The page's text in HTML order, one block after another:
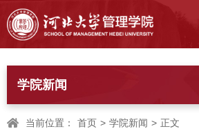
学院新闻
当前位置： 首页 > 学院新闻 > 正文